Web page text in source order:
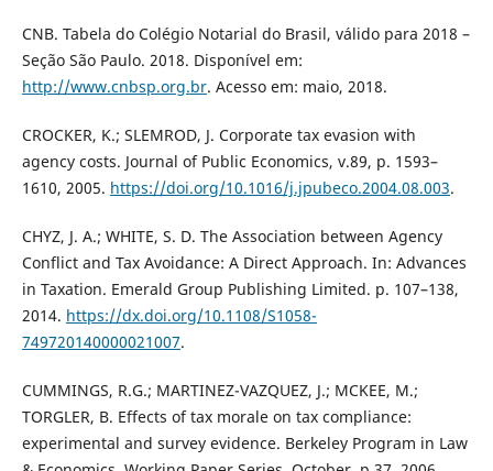
CNB. Tabela do Colégio Notarial do Brasil, válido para 2018 –
Seção São Paulo. 2018. Disponível em:
http://www.cnbsp.org.br. Acesso em: maio, 2018.
CROCKER, K.; SLEMROD, J. Corporate tax evasion with
agency costs. Journal of Public Economics, v.89, p. 1593–
1610, 2005. https://doi.org/10.1016/j.jpubeco.2004.08.003.
CHYZ, J. A.; WHITE, S. D. The Association between Agency
Conflict and Tax Avoidance: A Direct Approach. In: Advances
in Taxation. Emerald Group Publishing Limited. p. 107–138,
2014. https://dx.doi.org/10.1108/S1058-
749720140000021007.
CUMMINGS, R.G.; MARTINEZ-VAZQUEZ, J.; MCKEE, M.;
TORGLER, B. Effects of tax morale on tax compliance:
experimental and survey evidence. Berkeley Program in Law